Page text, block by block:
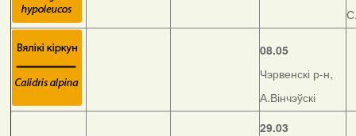
08.05
Чэрвенскі р-н,
А.Вінчэўскі
29.03